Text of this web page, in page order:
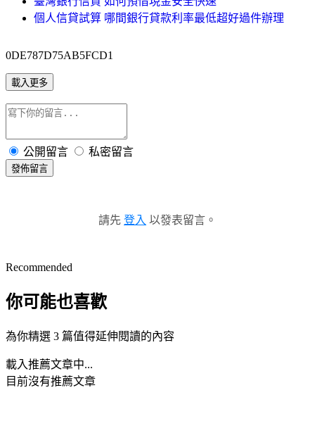
個人信貸試算 哪間銀行貸款利率最低超好過件辦理
0DE787D75AB5FCD1
載入更多
公開留言 私密留言
發佈留言
請先 登入 以發表留言。
Recommended
你可能也喜歡
為你精選 3 篇值得延伸閱讀的內容
載入推薦文章中...
目前沒有推薦文章